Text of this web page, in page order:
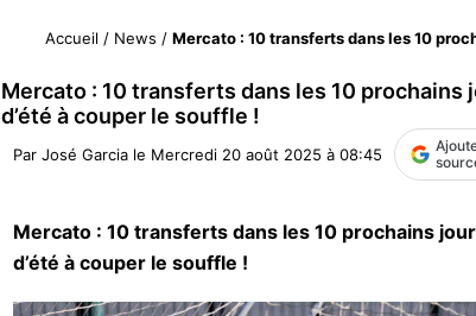
Accueil / News / Mercato : 10 transferts dans les 10
Mercato : 10 transferts dans les 10 prochains
d’été à couper le souffle !
Par José Garcia le Mercredi 20 août 2025 à 08:45
Mercato : 10 transferts dans les 10 prochains
d’été à couper le souffle !